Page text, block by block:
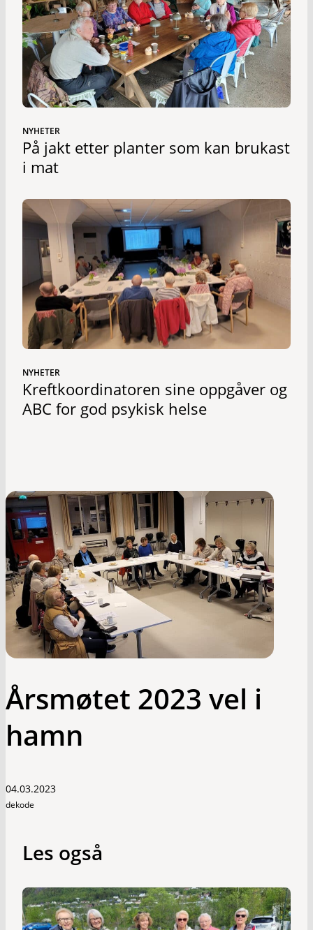
NYHETER
På jakt etter planter som kan brukast
i mat
NYHETER
Kreftkoordinatoren sine oppgåver og
ABC for god psykisk helse
Årsmøtet 2023 vel i
hamn
04.03.2023
dekode
Les også